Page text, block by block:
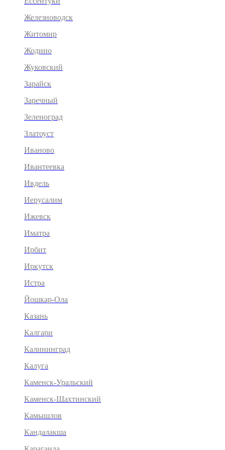
Железноводск
Житомир
Жодино
Жуковский
Зарайск
Заречный
Зеленоград
Златоуст
Иваново
Ивантеевка
Ивдель
Иерусалим
Ижевск
Иматра
Ирбит
Иркутск
Истра
Йошкар-Ола
Казань
Калгари
Калининград
Калуга
Каменск-Уральский
Каменск-Шахтинский
Камышлов
Кандалакша